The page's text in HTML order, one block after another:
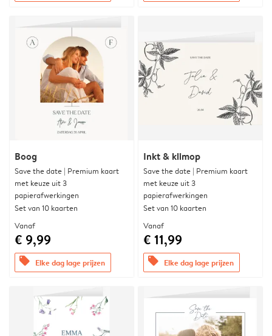
Boog
Save the date | Premium kaart
met keuze uit 3
papierafwerkingen
Set van 10 kaarten
Vanaf
€ 9,99
offers Elke dag lage prijzen
Inkt & klimop
Save the date | Premium kaart
met keuze uit 3
papierafwerkingen
Set van 10 kaarten
Vanaf
€ 11,99
offers Elke dag lage prijzen